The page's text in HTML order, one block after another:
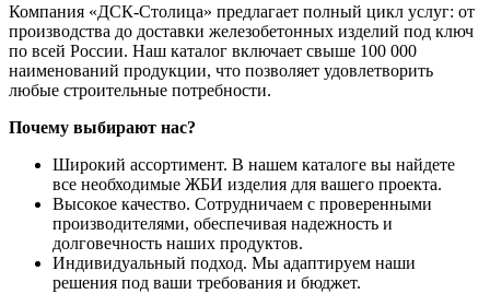
Компания «ДСК-Столица» предлагает полный цикл услуг: от
производства до доставки железобетонных изделий под ключ
по всей России. Наш каталог включает свыше 100 000
наименований продукции, что позволяет удовлетворить
любые строительные потребности.
Почему выбирают нас?
Широкий ассортимент. В нашем каталоге вы найдете
все необходимые ЖБИ изделия для вашего проекта.
Высокое качество. Сотрудничаем с проверенными
производителями, обеспечивая надежность и
долговечность наших продуктов.
Индивидуальный подход. Мы адаптируем наши
решения под ваши требования и бюджет.